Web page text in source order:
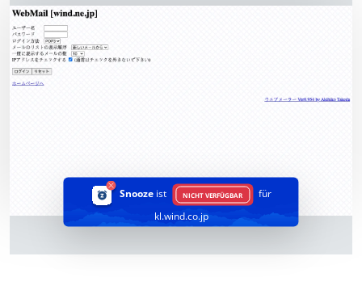
Snooze ist NICHT VERFÜGBAR
für
kl.wind.co.jp